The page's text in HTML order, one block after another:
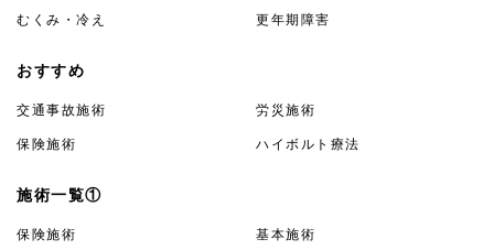
むくみ・冷え 更年期障害
おすすめ
交通事故施術 労災施術
保険施術 ハイボルト療法
施術一覧①
保険施術 基本施術